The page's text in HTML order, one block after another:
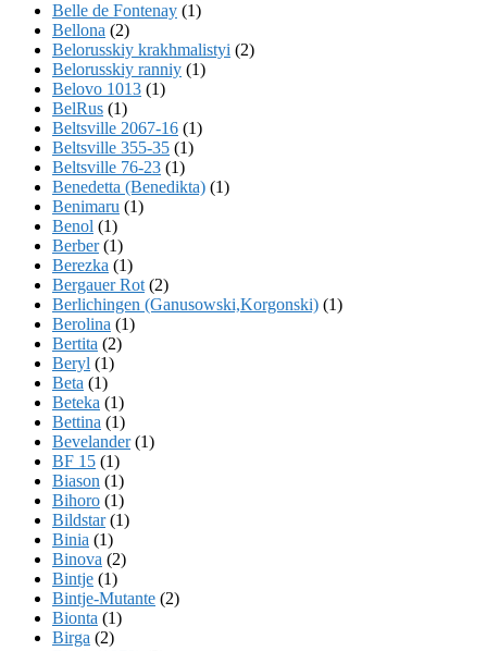
Belle de Fontenay (1)
Bellona (2)
Belorusskiy krakhmalistyi (2)
Belorusskiy ranniy (1)
Belovo 1013 (1)
BelRus (1)
Beltsville 2067-16 (1)
Beltsville 355-35 (1)
Beltsville 76-23 (1)
Benedetta (Benedikta) (1)
Benimaru (1)
Benol (1)
Berber(1)
Berezka (1)
Bergauer Rot (2)
Berlichingen (Ganusowski,Korgonski) (1)
Berolina (1)
Bertita (2)
Beryl (1)
Beta (1)
Beteka (1)
Bettina (1)
Bevelander(1)
BF 15 (1)
Biason (1)
Bihoro (1)
Bildstar(1)
Binia (1)
Binova (2)
Bintje (1)
Bintje-Mutante (2)
Bionta (1)
Birga (2)